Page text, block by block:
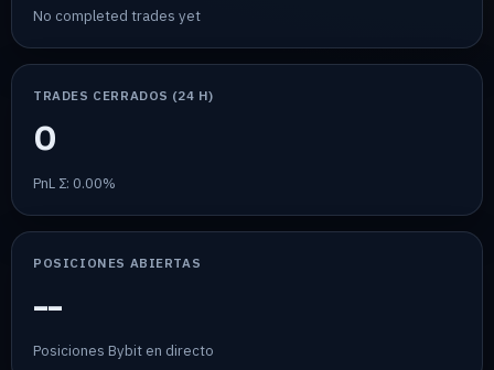
No completed trades yet
TRADES CERRADOS (24 H)
0
PnL Σ: 0.00%
POSICIONES ABIERTAS
--
Posiciones Bybit en directo